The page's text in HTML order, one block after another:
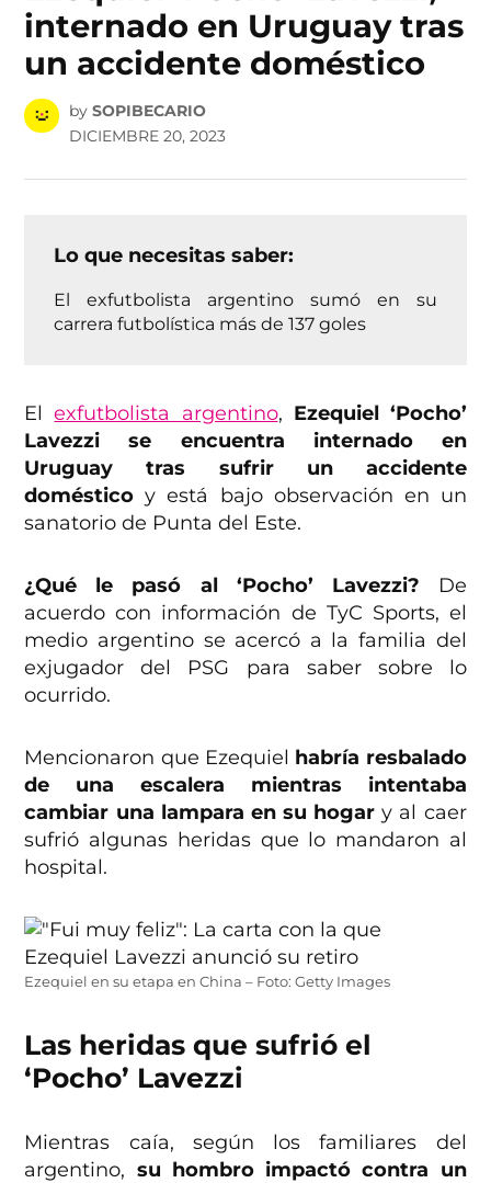
internado en Uruguay tras
un accidente doméstico
by SOPIBECARIO
DICIEMBRE 20, 2023
Lo que necesitas saber:
El exfutbolista argentino sumó en su
carrera futbolística más de 137 goles
Elexfutbolista argentino, Ezequiel ‘Pocho’
Lavezzi se encuentra internado en
Uruguay tras sufrir un accidente
doméstico y está bajo observación en un
sanatorio de Punta del Este.
¿Qué le pasó al ‘Pocho’ Lavezzi? De
acuerdo con información de TyC Sports, el
medio argentino se acercó a la familia del
exjugador del PSG para saber sobre lo
ocurrido.
Mencionaron que Ezequiel habría resbalado
de una escalera mientras intentaba
cambiar una lampara en su hogar y al caer
sufrió algunas heridas que lo mandaron al
hospital.
Ezequiel en su etapa en China – Foto: Getty Images
Las heridas que sufrió el
‘Pocho’ Lavezzi
Mientras caía, según los familiares del
argentino, su hombro impactó contra un